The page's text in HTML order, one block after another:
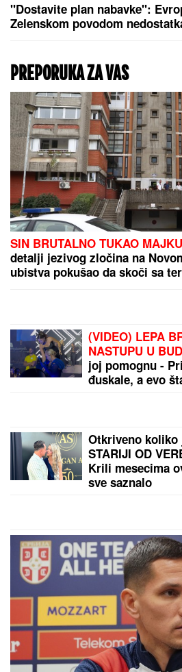
"Dostavite plan nabavke":
Zelenskom povodom
PREPORUKA ZA VAS
SIN BRUTALNO TUKAO
detalji jezivog zločina na
ubistva pokušao da skoči sa
(VIDEO) LEPA
NASTUPU U
joj pomognu -
đuskale, a evo
Otkriveno koliko
STARIJI OD
Krili mesecima
sve saznalo